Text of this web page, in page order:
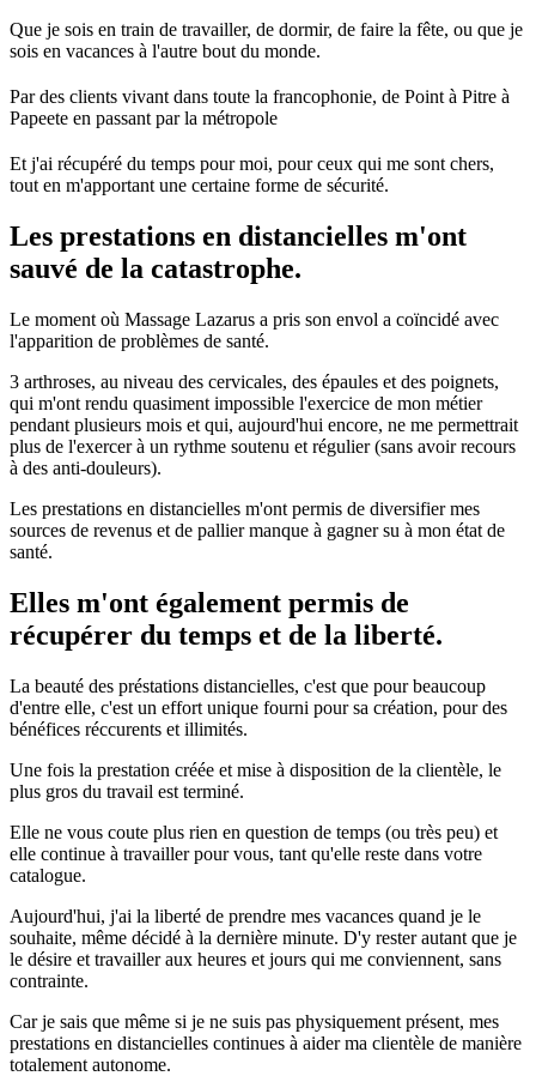
Que je sois en train de travailler, de dormir, de faire la fête, ou que je
sois en vacances à l'autre bout du monde.
Par des clients vivant dans toute la francophonie, de Point à Pitre à
Papeete en passant par la métropole
Et j'ai récupéré du temps pour moi, pour ceux qui me sont chers,
tout en m'apportant une certaine forme de sécurité.
Les prestations en distancielles m'ont
sauvé de la catastrophe.
Le moment où Massage Lazarus a pris son envol a coïncidé avec
l'apparition de problèmes de santé.
3 arthroses, au niveau des cervicales, des épaules et des poignets,
qui m'ont rendu quasiment impossible l'exercice de mon métier
pendant plusieurs mois et qui, aujourd'hui encore, ne me permettrait
plus de l'exercer à un rythme soutenu et régulier (sans avoir recours
à des anti-douleurs).
Les prestations en distancielles m'ont permis de diversifier mes
sources de revenus et de pallier manque à gagner su à mon état de
santé.
Elles m'ont également permis de
récupérer du temps et de la liberté.
La beauté des préstations distancielles, c'est que pour beaucoup
d'entre elle, c'est un effort unique fourni pour sa création, pour des
bénéfices réccurents et illimités.
Une fois la prestation créée et mise à disposition de la clientèle, le
plus gros du travail est terminé.
Elle ne vous coute plus rien en question de temps (ou très peu) et
elle continue à travailler pour vous, tant qu'elle reste dans votre
catalogue.
Aujourd'hui, j'ai la liberté de prendre mes vacances quand je le
souhaite, même décidé à la dernière minute. D'y rester autant que je
le désire et travailler aux heures et jours qui me conviennent, sans
contrainte.
Car je sais que même si je ne suis pas physiquement présent, mes
prestations en distancielles continues à aider ma clientèle de manière
totalement autonome.